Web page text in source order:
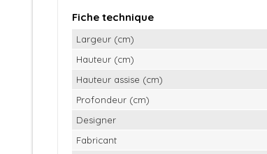
Fiche technique
Largeur (cm)
Hauteur (cm)
Hauteur assise (cm)
Profondeur (cm)
Designer
Fabricant